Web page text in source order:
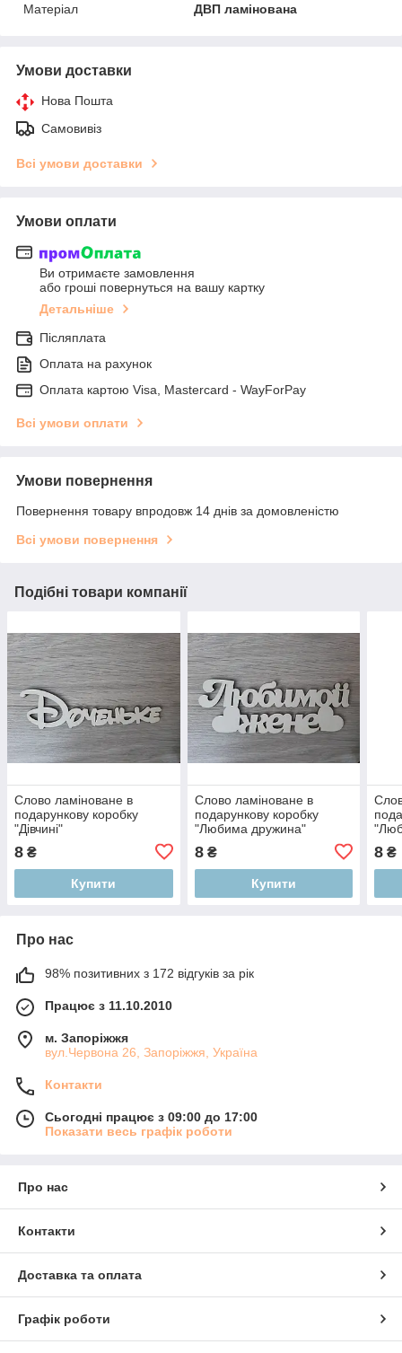
Матеріал
ДВП ламінована
Умови доставки
Нова Пошта
Самовивіз
Всі умови доставки
Умови оплати
Ви отримаєте замовлення
або гроші повернуться на вашу картку
Детальніше
Післяплата
Оплата на рахунок
Оплата картою Visa, Mastercard - WayForPay
Всі умови оплати
Умови повернення
Повернення товару впродовж 14 днів за домовленістю
Всі умови повернення
Подібні товари компанії
Слово ламіноване в
подарункову коробку
"Дівчині"
8 ₴
Купити
Слово ламіноване в
подарункову коробку
"Любима дружина"
8₴
Купити
8 ₴
Про нас
98% позитивних з 172 відгуків за рік
Працює з 11.10.2010
м. Запоріжжя
вул.Червона 26, Запоріжжя, Україна
Контакти
Сьогодні працює з 09:00 до 17:00
Показати весь графік роботи
Про нас
Контакти
Доставка та оплата
Графік роботи